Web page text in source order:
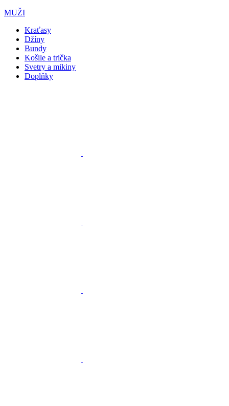
MUŽI
Kraťasy
Džíny
Bundy
Košile a trička
Svetry a mikiny
Doplňky